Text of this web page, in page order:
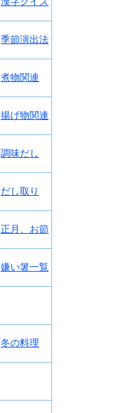
季節演出法
煮物関連
揚げ物関連
調味だし
だし取り
正月、お節
嫌い箸一覧
冬の料理